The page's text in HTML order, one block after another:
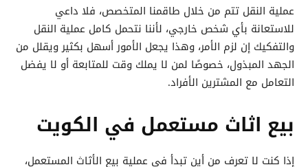
عملية النقل تتم من خلال طاقمنا المتخصص، فلا داعي
للاستعانة بأي شخص خارجي، لأننا نتحمل كامل عملية النقل
والتفكيك إن لزم الأمر، وهذا يجعل الأمور أسهل بكثير ويقلل من
الجهد المبذول، خصوصًا لمن لا يملك وقت للمتابعة أو لا يفضل
التعامل مع المشترين الأفراد.
بيع اثاث مستعمل في الكويت
إذا كنت لا تعرف من أين تبدأ في عملية بيع الأثاث المستعمل،